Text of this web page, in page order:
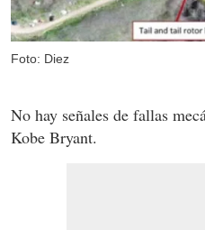
Foto: Diez
No hay señales de fallas
Kobe Bryant.